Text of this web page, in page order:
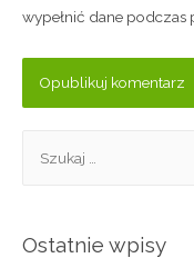
wypełnić dane podczas
Ostatnie wpisy